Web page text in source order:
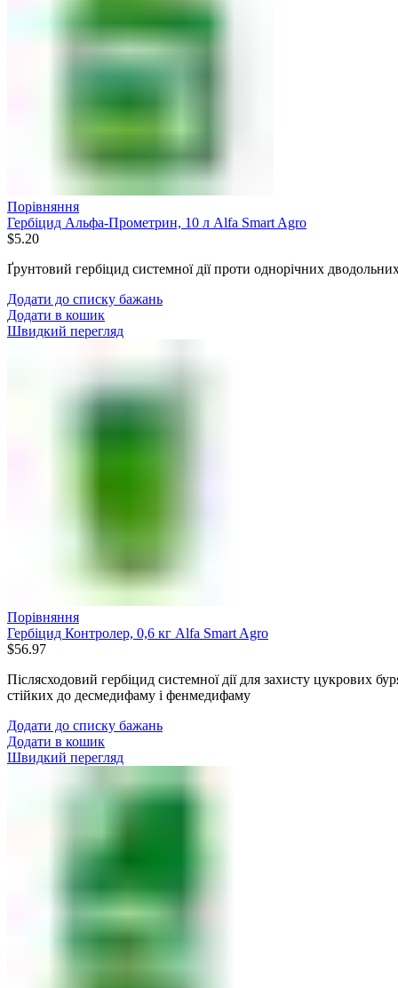
Порівняння
Гербіцид Альфа-Прометрин, 10 л Alfa Smart Agro
$5.20
Ґрунтовий гербіцид системної дії проти однорічних
Додати до списку бажань
Додати в кошик
Швидкий перегляд
Порівняння
Гербіцид Контролер, 0,6 кг Alfa Smart Agro
$56.97
Післясходовий гербіцид системної дії для захисту цукрових
стійких до десмедифаму і фенмедифаму
Додати до списку бажань
Додати в кошик
Швидкий перегляд